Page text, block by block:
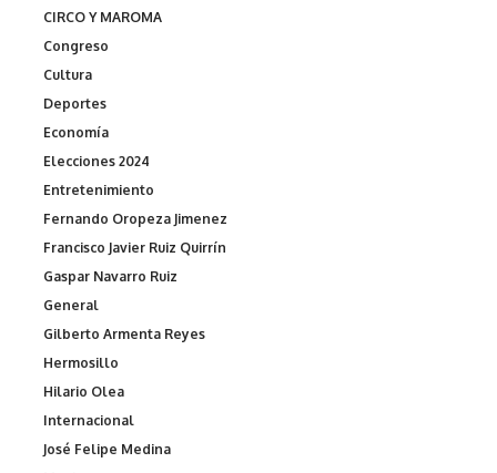
CIRCO Y MAROMA
Congreso
Cultura
Deportes
Economía
Elecciones 2024
Entretenimiento
Fernando Oropeza Jimenez
Francisco Javier Ruiz Quirrín
Gaspar Navarro Ruiz
General
Gilberto Armenta Reyes
Hermosillo
Hilario Olea
Internacional
José Felipe Medina